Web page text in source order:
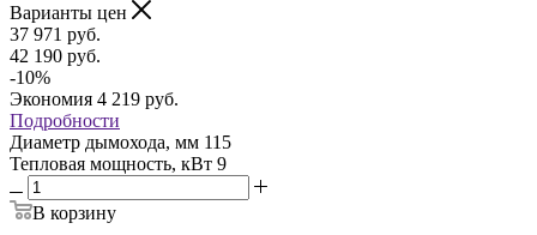
Варианты цен
37 971 руб.
42 190 руб.
-10%
Экономия 4 219 руб.
Подробности
Диаметр дымохода, мм 115
Тепловая мощность, кВт 9
В корзину